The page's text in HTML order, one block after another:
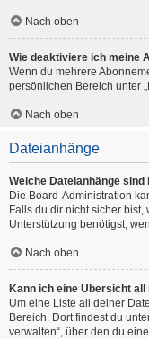
Nach oben
Wie deaktiviere ich meine
Wenn du mehrere
persönlichen Bereich unter
Nach oben
Dateianhänge
Welche Dateianhänge
Die Board-Administration
Falls du dir nicht sicher
Unterstützung benötigst,
Nach oben
Kann ich eine Übersicht
Um eine Liste all deiner
Bereich. Dort findest du
verwalten“, über den du